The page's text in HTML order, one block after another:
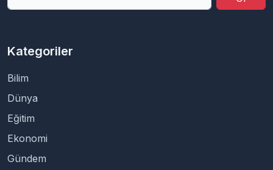
Kategoriler
Bilim
Dünya
Eğitim
Ekonomi
Gündem